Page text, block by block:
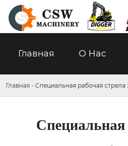
Главная О Hас
Главная - Специальная рабочая стрела
Специальная